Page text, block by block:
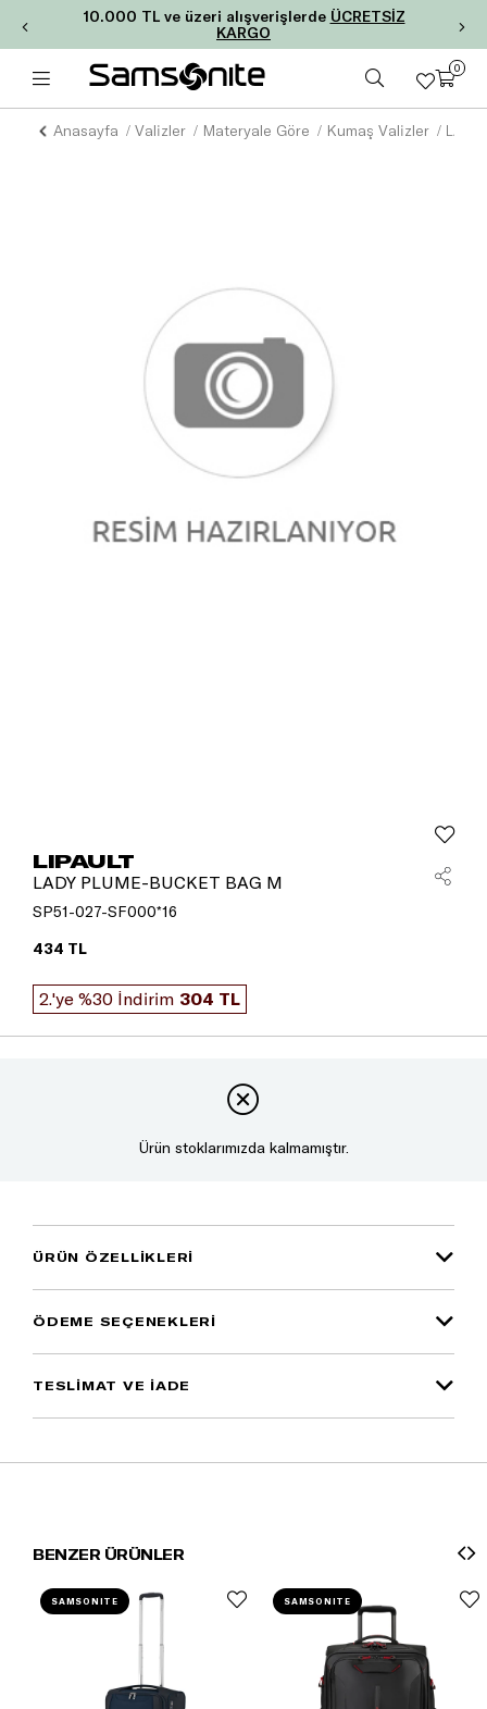
10.000 TL ve üzeri alışverişlerde ÜCRETSİZ
KARGO
0
Anasayfa Valizler Materyale Göre Kumaş Valizler LADY
LIPAULT
LADY PLUME-BUCKET BAG M
SP51-027-SF000*16
434 TL
2.'ye %30 İndirim 304 TL
Ürün stoklarımızda kalmamıştır.
ÜRÜN ÖZELLIKLERI
ÖDEME SEÇENEKLERI
TESLİMAT VE İADE
BENZER ÜRÜNLER
SAMSONITE SAMSONITE